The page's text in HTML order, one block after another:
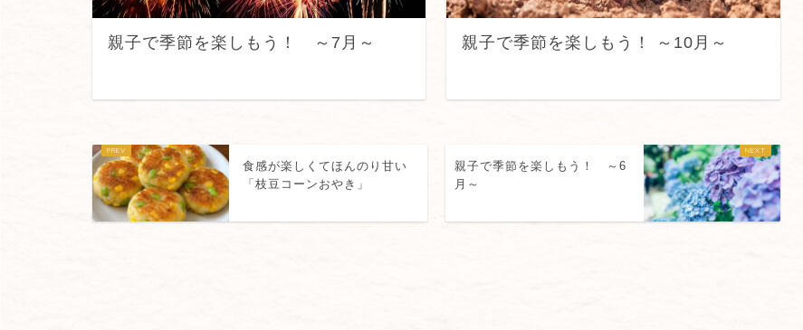
親子で季節を楽しもう！ ～7月～ 親子で季節を楽しもう！ ～10月～
食感が楽しくてほんのり甘い
「枝豆コーンおやき」
親子で季節を楽しもう！ ～6
月～